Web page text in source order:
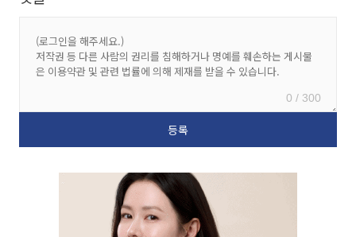
0 / 300